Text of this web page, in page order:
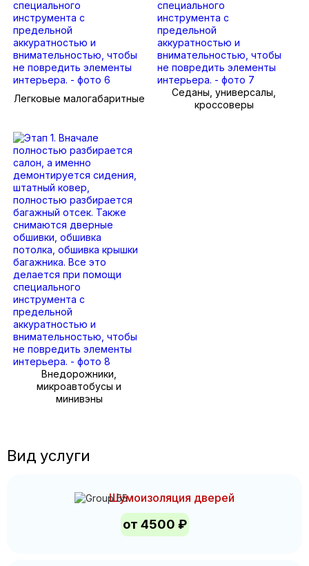
Легковые малогабаритные
Седаны, универсалы,
кроссоверы
Внедорожники,
микроавтобусы и
минивэны
Вид услуги
Шумоизоляция дверей
от 4500 ₽